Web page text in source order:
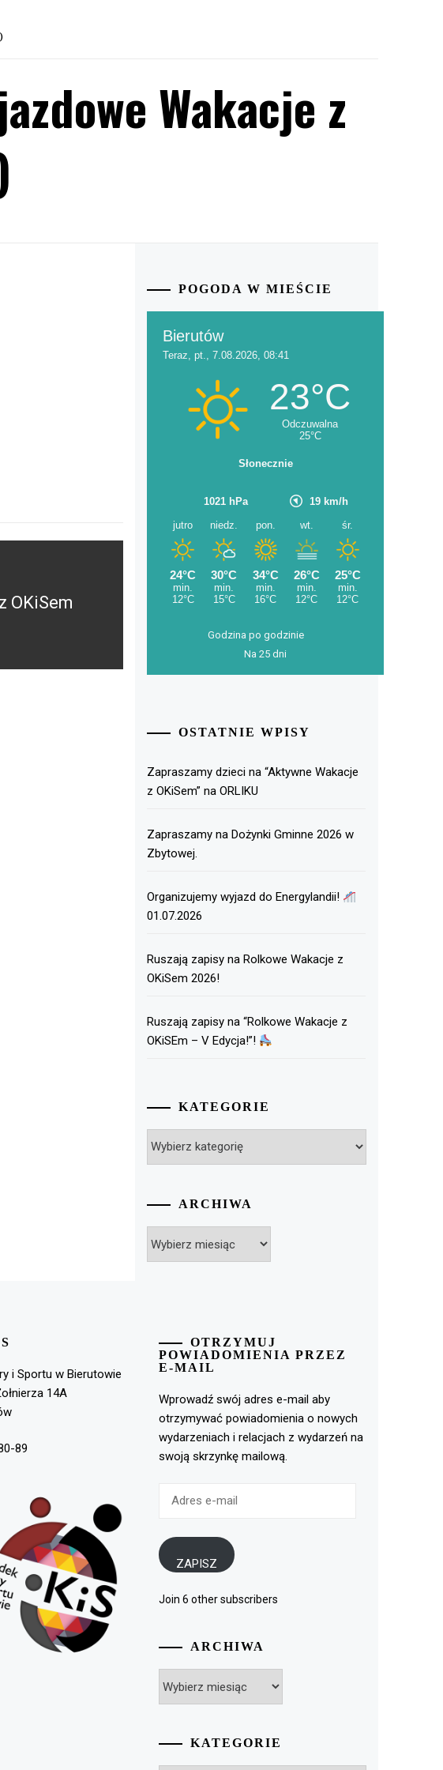
Wakacje z
OKiSem
POGODA W MIEŚCIE
Godzina po godzinie
Na 25 dni
OSTATNIE WPISY
Zapraszamy dzieci na “Aktywne Wakacje
z OKiSem” na ORLIKU
Zapraszamy na Dożynki Gminne 2026 w
Zbytowej.
Organizujemy wyjazd do Energylandii!
01.07.2026
Ruszają zapisy na Rolkowe Wakacje z
OKiSem 2026!
Ruszają zapisy na “Rolkowe Wakacje z
OKiSEm – V Edycja!”!
KATEGORIE
ARCHIWA
i Sportu w Bierutowie
14A
89
OTRZYMUJ
POWIADOMIENIA PRZEZ
E-MAIL
Wprowadź swój adres e-mail aby
otrzymywać powiadomienia o nowych
wydarzeniach i relacjach z wydarzeń na
swoją skrzynkę mailową.
ZAPISZ
Join 6 other subscribers
ARCHIWA
KATEGORIE